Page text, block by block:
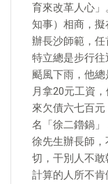
育來改革人心
知事）相商，擬
辦長沙師範，
特立總是步行
颳風下雨，他
月拿20元工資
來欠債六七百
名「徐二鑥鍋」
徐先生辦長師
切，干別人不
計算的人所不